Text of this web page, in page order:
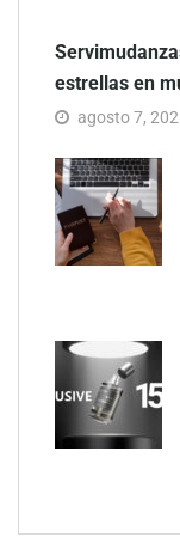
estrellas en
agosto 7,